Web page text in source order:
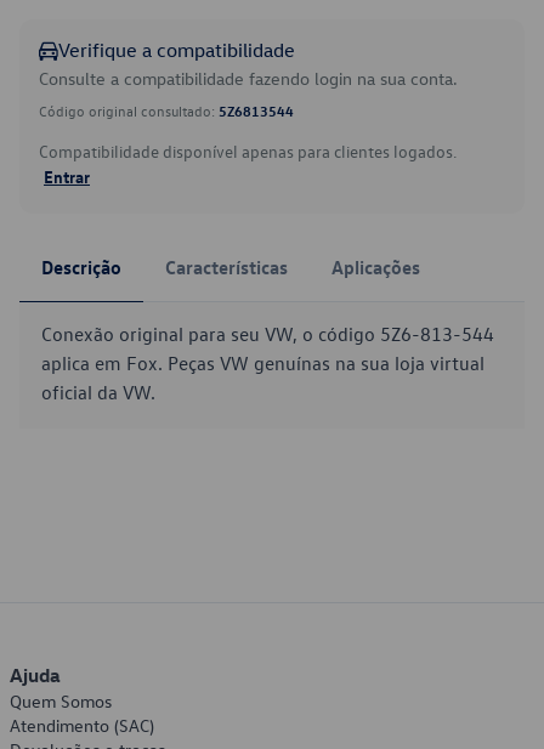
Verifique a compatibilidade
Consulte a compatibilidade fazendo login na sua conta.
Código original consultado: 5Z6813544
Compatibilidade disponível apenas para clientes logados.
Entrar
Descrição Características Aplicações
Conexão original para seu VW, o código 5Z6-813-544
aplica em Fox. Peças VW genuínas na sua loja virtual
oficial da VW.
Ajuda
Quem Somos
Atendimento (SAC)